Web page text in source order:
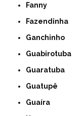
Fanny
Fazendinha
Ganchinho
Guabirotuba
Guaratuba
Guatupê
Guaíra